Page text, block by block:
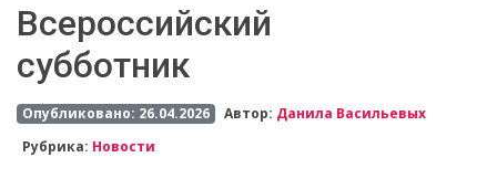
Всероссийский
субботник
Опубликовано: 26.04.2026 Автор: Данила Васильевых
Рубрика: Новости